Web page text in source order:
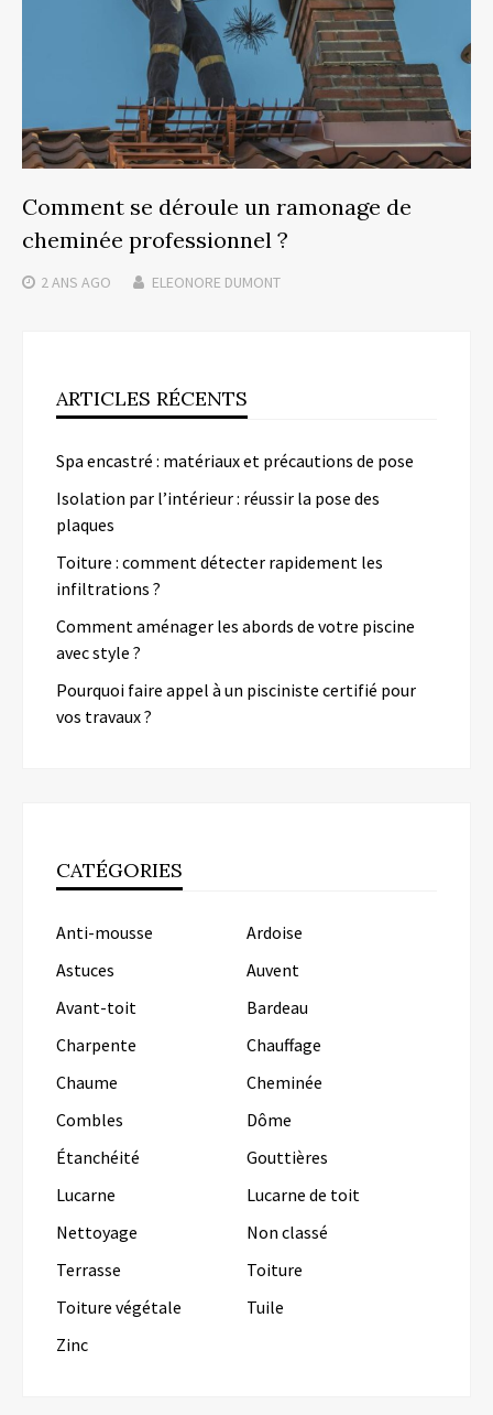
Comment se déroule un ramonage de
cheminée professionnel ?
2 ANS AGO ELEONORE DUMONT
ARTICLES RÉCENTS
Spa encastré : matériaux et précautions de pose
Isolation par l’intérieur : réussir la pose des
plaques
Toiture : comment détecter rapidement les
infiltrations ?
Comment aménager les abords de votre piscine
avec style ?
Pourquoi faire appel à un pisciniste certifié pour
vos travaux ?
CATÉGORIES
Anti-mousse
Ardoise
Astuces
Auvent
Avant-toit
Bardeau
Charpente
Chauffage
Chaume
Cheminée
Combles
Dôme
Étanchéité
Gouttières
Lucarne
Lucarne de toit
Nettoyage
Non classé
Terrasse
Toiture
Toiture végétale
Tuile
Zinc